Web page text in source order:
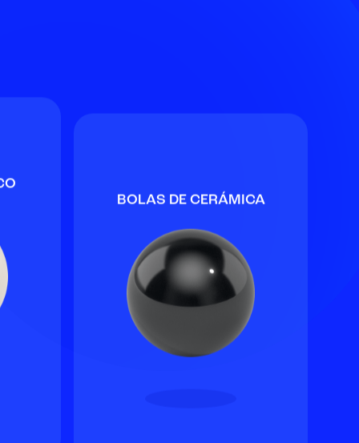
BOLAS DE CERÁMICA